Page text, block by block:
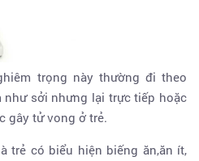
trọng này thường đi theo
như sởi nhưng lại trực tiếp hoặc
gây tử vong ở trẻ.
trẻ có biểu hiện biếng ăn,ăn ít,